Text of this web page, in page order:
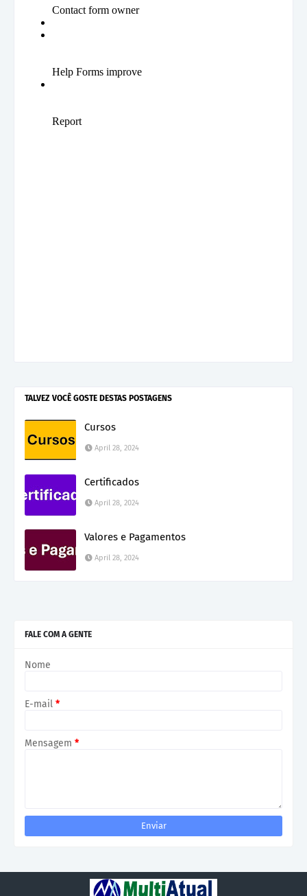
TALVEZ VOCÊ GOSTE DESTAS POSTAGENS
Cursos
April 28, 2024
Certificados
April 28, 2024
Valores e Pagamentos
April 28, 2024
FALE COM A GENTE
Nome
E-mail *
Mensagem *